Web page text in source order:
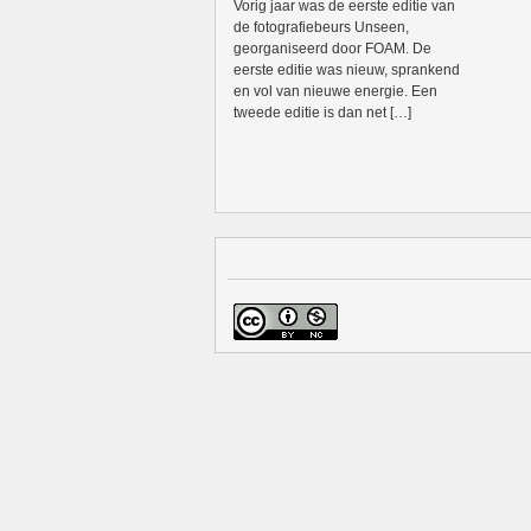
Vorig jaar was de eerste editie van
de fotografiebeurs Unseen,
georganiseerd door FOAM. De
eerste editie was nieuw, sprankend
en vol van nieuwe energie. Een
tweede editie is dan net […]